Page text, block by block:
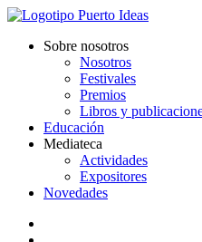
Sobre nosotros
Nosotros
Festivales
Premios
Libros y
Educación
Mediateca
Actividades
Expositores
Novedades